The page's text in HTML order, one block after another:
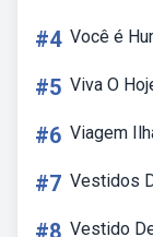
#4 Você é
#5 Viva O
#6 Viagem
#7 Vestidos
#8 Vestido